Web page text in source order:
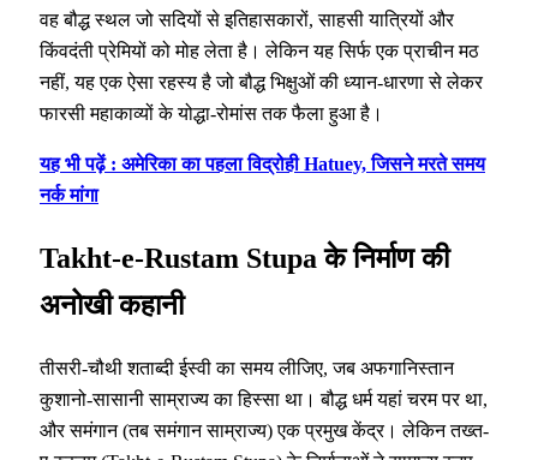
वह बौद्ध स्थल जो सदियों से इतिहासकारों, साहसी यात्रियों और
किंवदंती प्रेमियों को मोह लेता है। लेकिन यह सिर्फ एक प्राचीन मठ
नहीं, यह एक ऐसा रहस्य है जो बौद्ध भिक्षुओं की ध्यान-धारणा से लेकर
फारसी महाकाव्यों के योद्धा-रोमांस तक फैला हुआ है।
यह भी पढ़ें : अमेरिका का पहला विद्रोही Hatuey, जिसने मरते समय
नर्क मांगा
Takht-e-Rustam Stupa के निर्माण की
अनोखी कहानी
तीसरी-चौथी शताब्दी ईस्वी का समय लीजिए, जब अफगानिस्तान
कुशानो-सासानी साम्राज्य का हिस्सा था। बौद्ध धर्म यहां चरम पर था,
और समंगान (तब समंगान साम्राज्य) एक प्रमुख केंद्र। लेकिन तख्त-